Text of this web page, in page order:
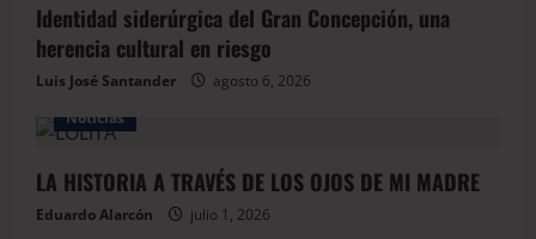
Identidad siderúrgica del Gran Concepción, una
herencia cultural en riesgo
Luis José Santander
agosto 6, 2026
Noticias
LA HISTORIA A TRAVÉS DE LOS OJOS DE MI MADRE
Eduardo Alarcón
julio 1, 2026